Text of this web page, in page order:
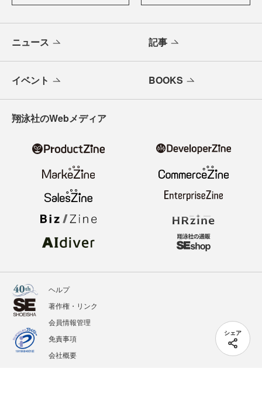
シェア
ニュース 記事
イベント BOOKS
翔泳社のWebメディア
ヘルプ
著作権・リンク
会員情報管理
免責事項
会社概要